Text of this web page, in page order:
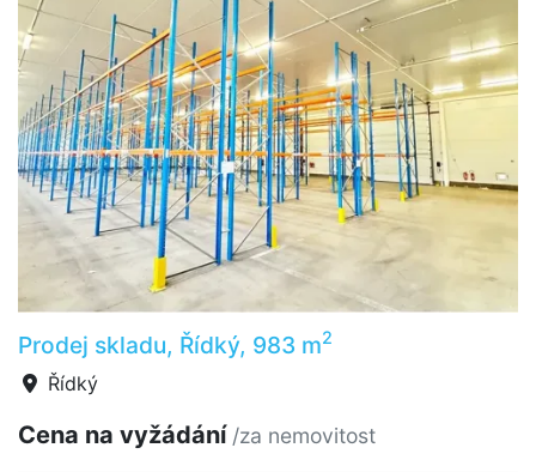
Prodej skladu, Řídký, 983 m2
Řídký
Cena na vyžádání /za nemovitost